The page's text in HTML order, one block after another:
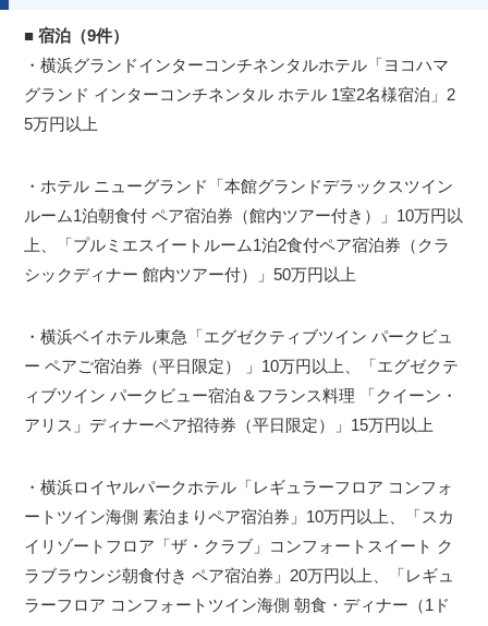
■宿泊（9件）
・横浜グランドインターコンチネンタルホテル「ヨコハマ
グランド インターコンチネンタル ホテル 1室2名様宿泊」2
5万円以上
・ホテル ニューグランド「本館グランドデラックスツイン
ルーム1泊朝食付 ペア宿泊券（館内ツアー付き）」10万円以
上、「プルミエスイートルーム1泊2食付ペア宿泊券（クラ
シックディナー 館内ツアー付）」50万円以上
・横浜ベイホテル東急「エグゼクティブツイン パークビュ
ー ペアご宿泊券（平日限定） 」10万円以上、「エグゼクテ
ィブツイン パークビュー宿泊＆フランス料理 「クイーン・
アリス」ディナーペア招待券（平日限定）」15万円以上
・横浜ロイヤルパークホテル「レギュラーフロア コンフォ
ートツイン海側 素泊まりペア宿泊券」10万円以上、「スカ
イリゾートフロア「ザ・クラブ」コンフォートスイート ク
ラブラウンジ朝食付き ペア宿泊券」20万円以上、「レギュ
ラーフロア コンフォートツイン海側 朝食・ディナー（1ド